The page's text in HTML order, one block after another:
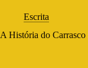
Escrita
A História do